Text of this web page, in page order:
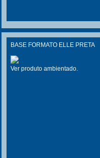
BASE FORMATO ELLE PRETA
Ver produto ambientado.